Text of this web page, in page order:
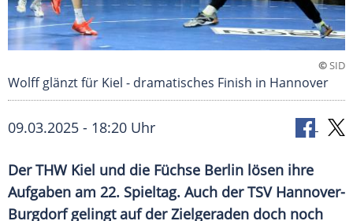
©SID
Wolff glänzt für Kiel - dramatisches Finish in Hannover
09.03.2025 - 18:20 Uhr
Der THW Kiel und die Füchse Berlin lösen ihre
Aufgaben am 22. Spieltag. Auch der TSV Hannover-
Burgdorf gelingt auf der Zielgeraden doch noch